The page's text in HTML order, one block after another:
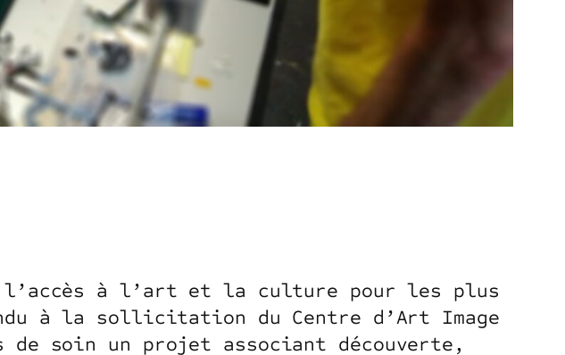
l’accès à l’art et la culture pour les plus
à la sollicitation du Centre d’Art Image
de soin un projet associant découverte,